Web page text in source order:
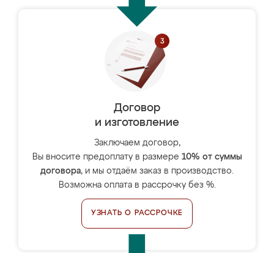
Договор
и изготовление
Заключаем договор,
Вы вносите предоплату в размере 10% от суммы
договора, и мы отдаём заказ в производство.
Возможна оплата в рассрочку без %.
УЗНАТЬ О РАССРОЧКЕ